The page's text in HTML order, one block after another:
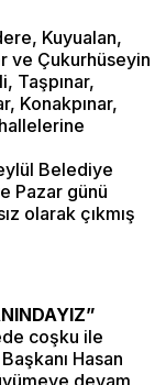
Kuyualan,
ve Çukurhüseyin
Taşpınar,
Konakpınar,
Belediye
Pazar günü
olarak çıkmış
coşku ile
Hasan
devam